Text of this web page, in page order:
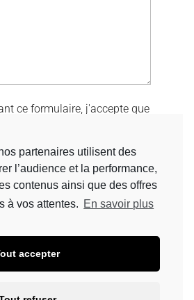
ce formulaire, j'accepte que
partenaires utilisent des
l’audience et la performance,
contenus ainsi que des offres
à vos attentes. En savoir plus
accepter